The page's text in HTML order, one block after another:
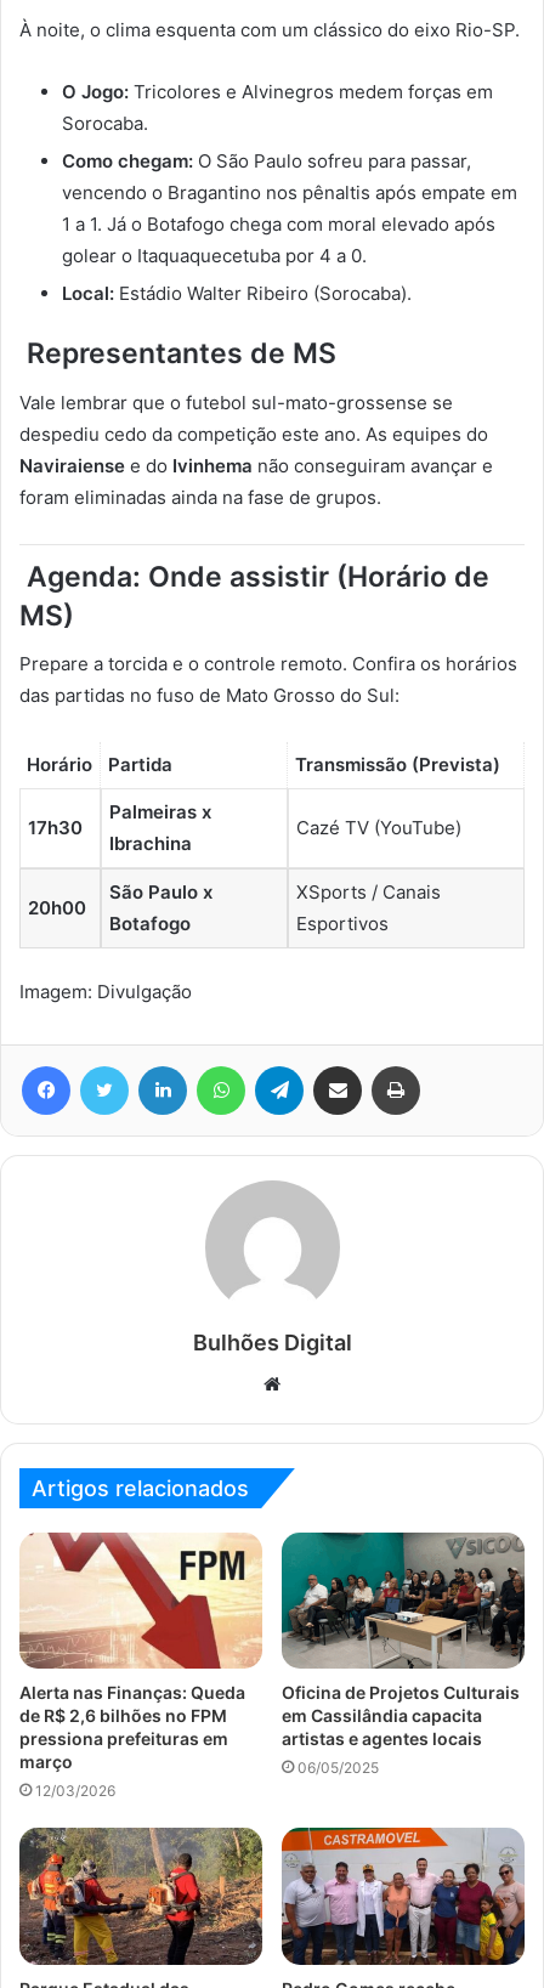
À noite, o clima esquenta com um clássico do eixo Rio-SP.
O Jogo: Tricolores e Alvinegros medem forças em
Sorocaba.
Como chegam: O São Paulo sofreu para passar,
vencendo o Bragantino nos pênaltis após empate em
1 a 1. Já o Botafogo chega com moral elevado após
golear o Itaquaquecetuba por 4 a 0.
Local: Estádio Walter Ribeiro (Sorocaba).
Representantes de MS
Vale lembrar que o futebol sul-mato-grossense se
despediu cedo da competição este ano. As equipes do
Naviraiense e do Ivinhema não conseguiram avançar e
foram eliminadas ainda na fase de grupos.
Agenda: Onde assistir (Horário de
MS)
Prepare a torcida e o controle remoto. Confira os horários
das partidas no fuso de Mato Grosso do Sul:
Horário Partida Transmissão (Prevista)
17h30
Palmeiras x
Ibrachina
Cazé TV (YouTube)
20h00
São Paulo x
Botafogo
XSports / Canais
Esportivos
Imagem: Divulgação
FacebookTwitter Linkedin WhatsAppTelegram Compartilhar via e-mail
Bulhões Digital
Website
Artigos relacionados
Alerta nas Finanças: Queda
de R$ 2,6 bilhões no FPM
pressiona prefeituras em
março
12/03/2026
Oficina de Projetos Culturais
em Cassilândia capacita
artistas e agentes locais
06/05/2025